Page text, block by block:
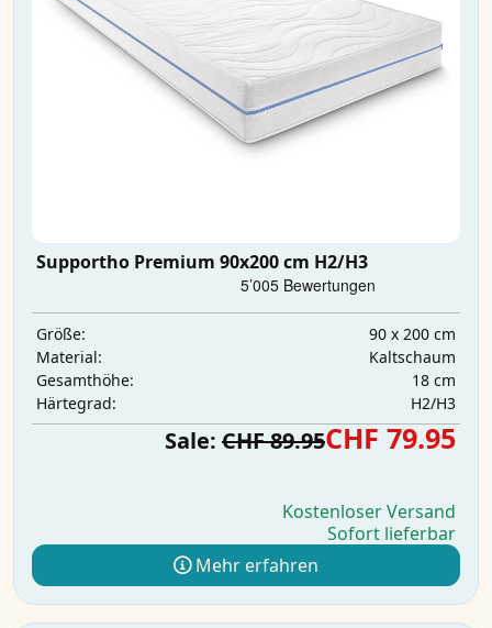
Supportho Premium 90x200 cm H2/H3
Größe:
90 x 200 cm
Material:
Kaltschaum
Gesamthöhe:
18 cm
Härtegrad:
H2/H3
Sale: CHF 89.95CHF 79.95
Kostenloser Versand
Sofort lieferbar
Mehr erfahren